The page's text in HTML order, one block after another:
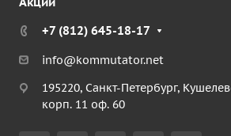
+7 (812) 645-18-17
info@kommutator.net
195220, Санкт-Петербург,
корп. 11 оф. 60